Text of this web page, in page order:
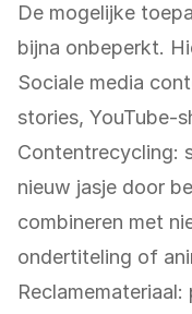
De mogelijke
bijna onbeperkt.
Sociale media
stories, YouTube-
Contentrecycling:
nieuw jasje door
combineren met
ondertiteling of